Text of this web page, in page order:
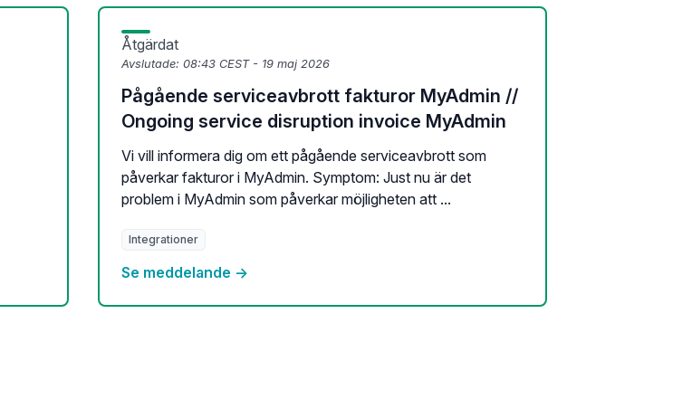
Åtgärdat
Avslutade: 08:43 CEST - 19 maj 2026
Pågående serviceavbrott fakturor MyAdmin //
Ongoing service disruption invoice MyAdmin
Vi vill informera dig om ett pågående serviceavbrott som
påverkar fakturor i MyAdmin. Symptom: Just nu är det
problem i MyAdmin som påverkar möjligheten att ...
Integrationer
Se meddelande →